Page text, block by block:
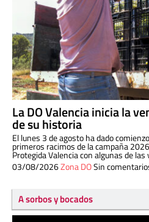
La DO Valencia inicia la
de su historia
El lunes 3 de agosto ha dado
primeros racimos de la campaña
Protegida Valencia con algunas de
03/08/2026Zona DOSin
A sorbos y bocados